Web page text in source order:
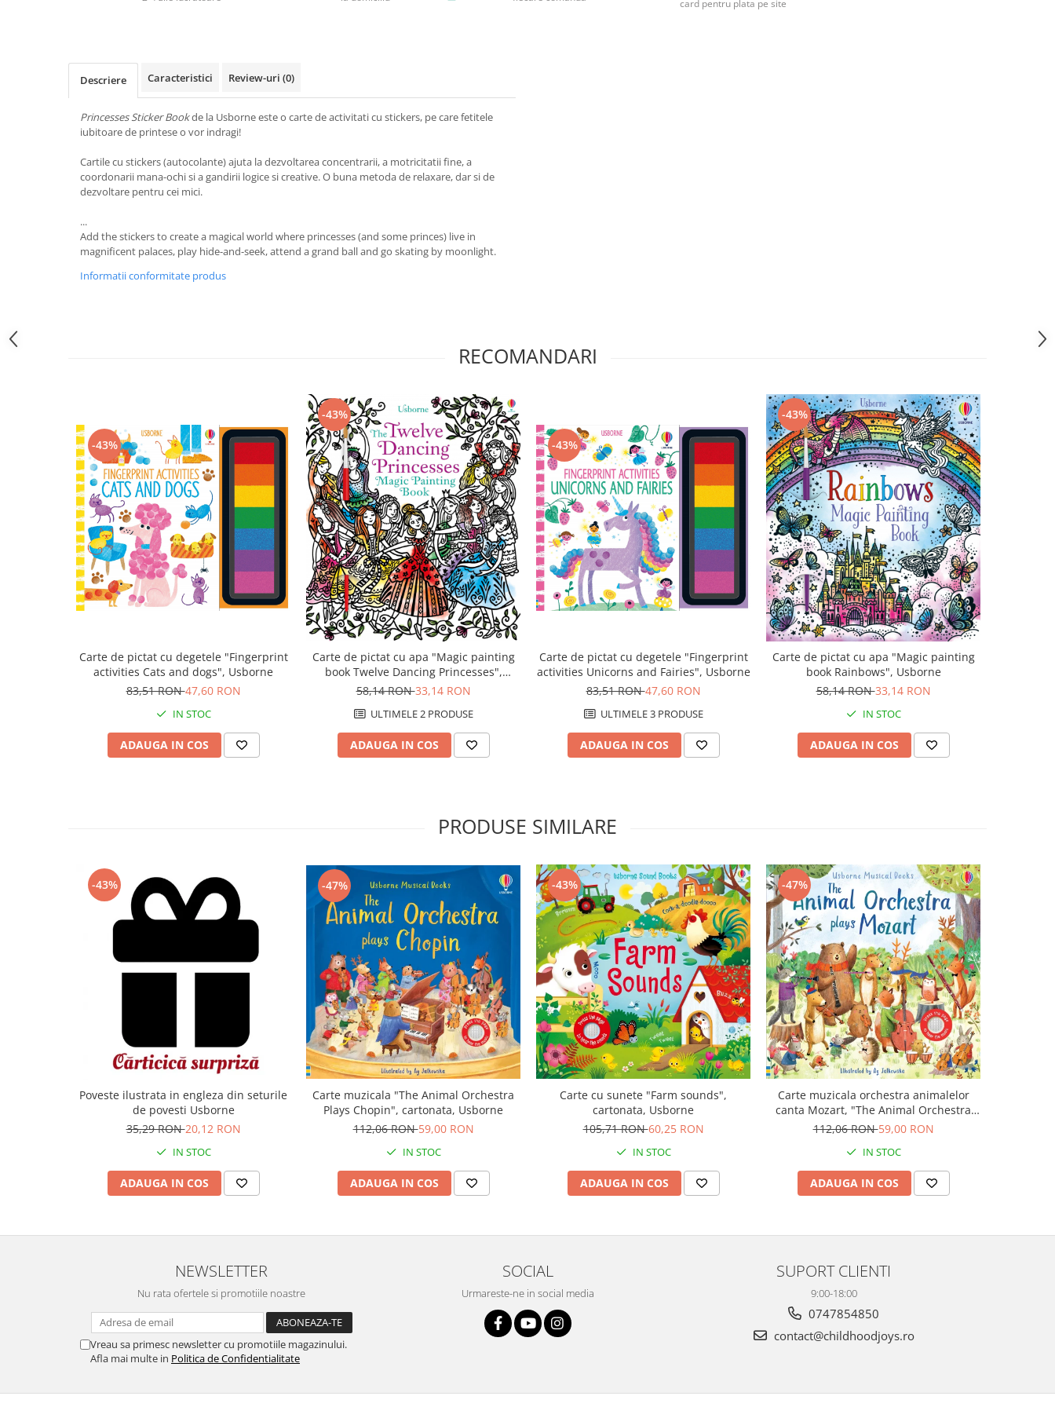
card pentru plata pe site
Descriere Caracteristici Review-uri (0)
Princesses Sticker Bookde la Usborne este o carte de activitati cu stickers, pe care fetitele
iubitoare de printese o vor indragi!
Cartile cu stickers (autocolante) ajuta la dezvoltarea concentrarii, a motricitatii fine, a
coordonarii mana-ochi si a gandirii logice si creative. O buna metoda de relaxare, dar si de
dezvoltare pentru cei mici.
...
Add the stickers to create a magical world where princesses (and some princes) live in
magnificent palaces, play hide-and-seek, attend a grand ball and go skating by moonlight.
Informatii conformitate produs
RECOMANDARI
-43%
Carte de pictat cu degetele "Fingerprint
activities Cats and dogs", Usborne
83,51 RON47,60 RON
IN STOC
ADAUGA IN COS
-43%
Carte de pictat cu apa "Magic painting
book Twelve Dancing Princesses",
Usborne
58,14 RON33,14 RON
ULTIMELE 2 PRODUSE
ADAUGA IN COS
-43%
Carte de pictat cu degetele "Fingerprint
activities Unicorns and Fairies", Usborne
83,51 RON47,60 RON
ULTIMELE 3 PRODUSE
ADAUGA IN COS
-43%
Carte de pictat cu apa "Magic painting
book Rainbows", Usborne
58,14 RON33,14 RON
IN STOC
ADAUGA IN COS
PRODUSE SIMILARE
-43%
Poveste ilustrata in engleza din seturile
de povesti Usborne
35,29 RON20,12 RON
IN STOC
ADAUGA IN COS
-47%
Carte muzicala "The Animal Orchestra
Plays Chopin", cartonata, Usborne
112,06 RON59,00 RON
IN STOC
ADAUGA IN COS
-43%
Carte cu sunete "Farm sounds",
cartonata, Usborne
105,71 RON60,25 RON
IN STOC
ADAUGA IN COS
-47%
Carte muzicala orchestra animalelor
canta Mozart, "The Animal Orchestra
Plays Mozart", cartonata, Usborne
112,06 RON59,00 RON
IN STOC
ADAUGA IN COS
NEWSLETTER
Nu rata ofertele si promotiile noastre
Vreau sa primesc newsletter cu promotiile magazinului.
Afla mai multe in Politica de Confidentialitate
SOCIAL
Urmareste-ne in social media
SUPORT CLIENTI
9:00-18:00
0747854850
contact@childhoodjoys.ro